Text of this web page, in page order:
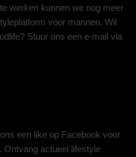
werken kunnen we nog meer
voor mannen. Wil
Stuur ons een e-mail via
een like op Facebook voor
Ontvang actueel lifestyle